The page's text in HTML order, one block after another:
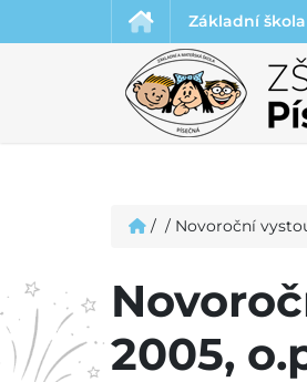
Základní škola
/ / Novoroční
2005,